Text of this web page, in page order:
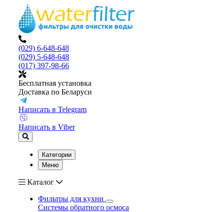
(029) 6-648-648
(029) 5-648-648
(017) 397-98-66
Бесплатная установка
Доставка по Беларуси
Написать в Telegram
Написать в Viber
Категории
Меню
Каталог
Фильтры для кухни
Системы обратного осмоса